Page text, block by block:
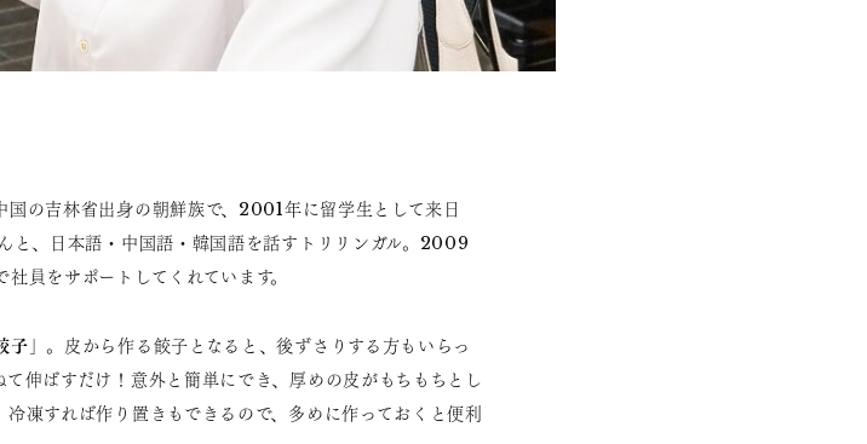
の吉林省出身の朝鮮族で、2001年に留学生として来日
と、日本語・中国語・韓国語を話すトリリンガル。2009
員をサポートしてくれています。
子 」。皮から作る餃子となると、後ずさりする方もいらっ
伸ばすだけ！意外と簡単にでき、厚めの皮がもちもちとし
凍すれば作り置きもできるので、多めに作っておくと便利